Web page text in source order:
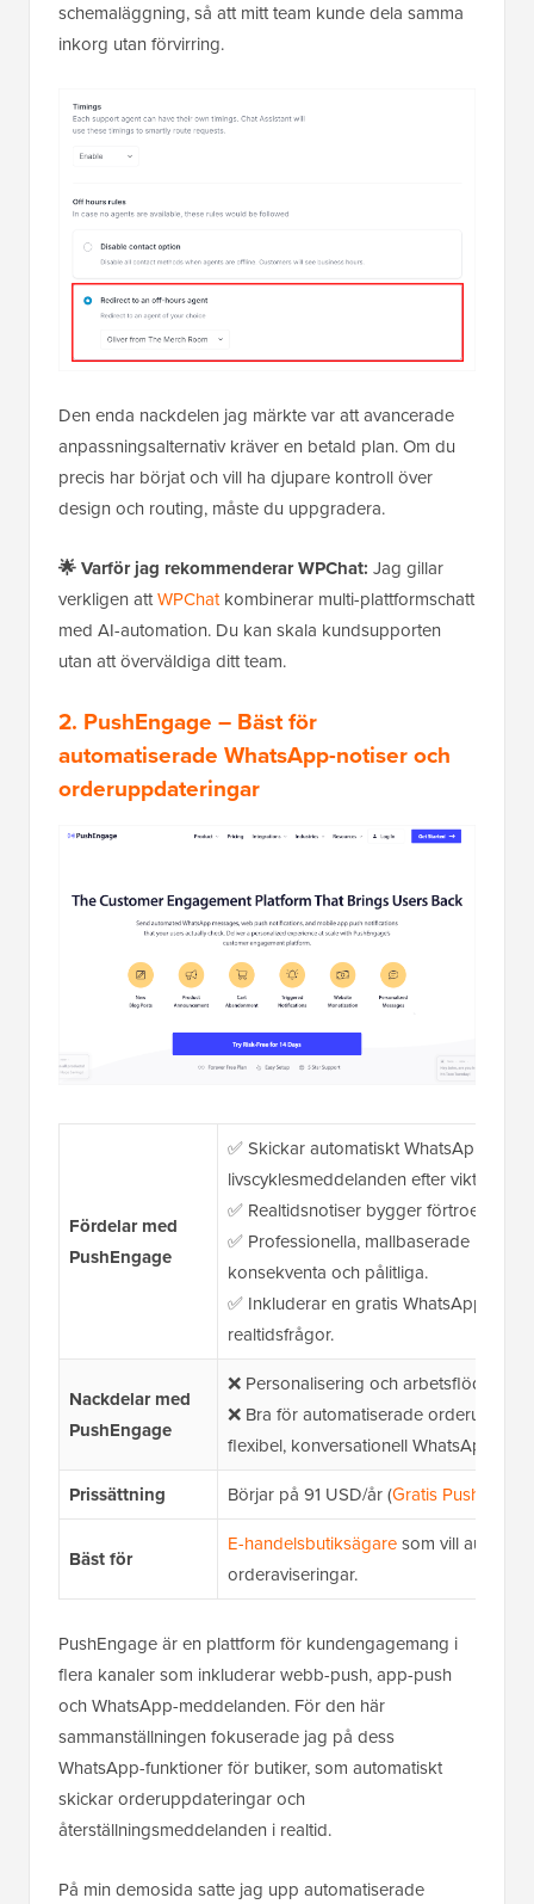
schemaläggning, så att mitt team kunde dela samma
inkorg utan förvirring.
Den enda nackdelen jag märkte var att avancerade
anpassningsalternativ kräver en betald plan. Om du
precis har börjat och vill ha djupare kontroll över
design och routing, måste du uppgradera.
🌟Varför jag rekommenderar WPChat: Jag gillar
verkligen attWPChatkombinerar multi-plattformschatt
med AI-automation. Du kan skala kundsupporten
utan att överväldiga ditt team.
2. PushEngage – Bäst för
automatiserade WhatsApp-notiser och
orderuppdateringar
Fördelar med
PushEngage
✅ Skickar automatiskt WhatsApp-
livscyklesmeddelanden efter viktiga
✅ Realtidsnotiser bygger förtroende
✅ Professionella, mallbaserade
konsekventa och pålitliga.
✅ Inkluderar en gratis WhatsApp
realtidsfrågor.
Nackdelar med
PushEngage
❌ Personalisering och arbetsflöden är
❌ Bra för automatiserade
flexibel, konversationell WhatsApp-
Prissättning
Börjar på 91 USD/år (Gratis
Bäst för
E-handelsbutiksägaresom vill
orderaviseringar.
PushEngage är en plattform för kundengagemang i
flera kanaler som inkluderar webb-push, app-push
och WhatsApp-meddelanden. För den här
sammanställningen fokuserade jag på dess
WhatsApp-funktioner för butiker, som automatiskt
skickar orderuppdateringar och
återställningsmeddelanden i realtid.
På min demosida satte jag upp automatiserade